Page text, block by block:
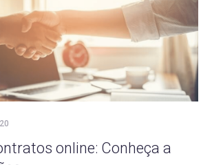
online: Conheça a